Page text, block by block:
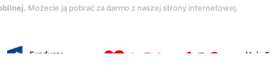
. Możecie ją pobrać za darmo z naszej strony internetowej.